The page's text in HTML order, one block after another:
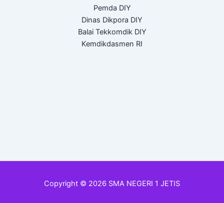
Pemda DIY
Dinas Dikpora DIY
Balai Tekkomdik DIY
Kemdikdasmen RI
Copyright © 2026 SMA NEGERI 1 JETIS